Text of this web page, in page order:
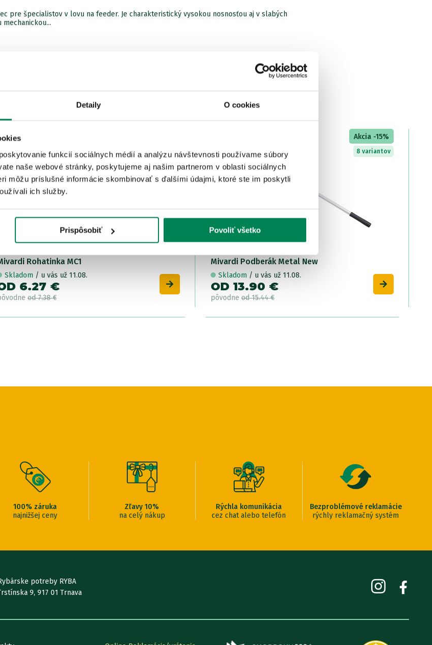
Detaily O cookies
funkcií sociálnych médií a analýzu návštevnosti používame súbory
naše webové stránky, poskytujeme aj našim partnerom v oblasti sociálnych
môžu príslušné informácie skombinovať s ďalšími údajmi, ktoré ste im poskytli
ich služby.
Prispôsobiť Povoliť všetko
pre špecialistov v lovu na feeder. Je charakteristický vysokou nosnosťou aj v slabých
ZNAČKY
LETNÝ VÝPREDAJ
2 varianty
Rohatinka MC1
Skladom / u vás už 11.08.
6.27 €
od 7.38 €
Akcia -15%
8 variantov
Mivardi Podberák Metal New
Skladom / u vás už 11.08.
OD 13.90 €
pôvodne od 15.44 €
100% záruka
najnižšej ceny
Zľavy 10%
na celý nákup
Rýchla komunikácia
cez chat alebo telefón
Bezproblémové reklamácie
rýchly reklamačný systém
potreby RYBA
9, 917 01 Trnava